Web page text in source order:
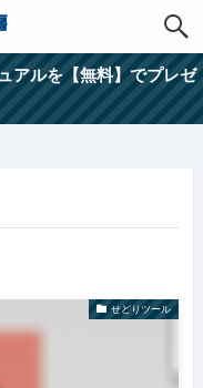
アルを【無料】でプレゼ
せどりツール